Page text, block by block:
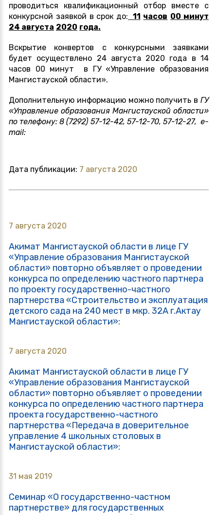
проводиться квалификационный отбор вместе с
конкурсной заявкой в срок до: 11 часов 00 минут
24 августа 2020 года.
Вскрытие конвертов с конкурсными заявками
будет осуществлено 24 августа 2020 года в 14
часов 00 минут в ГУ «Управление образования
Мангистауской области».
Дополнительную информацию можно получить в ГУ
«Управление образования Мангистауской области»
по телефону: 8 (7292) 57-12-42, 57-12-70, 57-12-27, е-
mail:
Дата публикации: 7 августа 2020
7 августа 2020
Акимат Мангистауской области в лице ГУ
«Управление образования Мангистауской
области» повторно объявляет о проведении
конкурса по определению частного партнера
по проекту государственно-частного
партнерства «Строительство и эксплуатация
детского сада на 240 мест в мкр. 32А г.Актау
Мангистауской области»:
7 августа 2020
Акимат Мангистауской области в лице ГУ
«Управление образования Мангистауской
области» повторно объявляет о проведении
конкурса по определению частного партнера
проекта государственно-частного
партнерства «Передача в доверительное
управление 4 школьных столовых в
Мангистауской области»:
31 мая 2019
Семинар «О государственно-частном
партнерстве» для государственных